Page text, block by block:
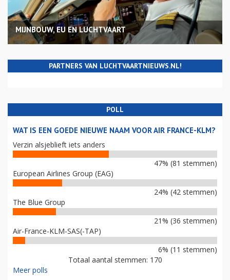
MIJNBOUW, EU EN LUCHTVAART
PARTNERS VAN LUCHTVAARTNIEUWS.NL!
POLL
WAT IS EEN GOEDE NIEUWE NAAM VOOR AIR FRANCE-KLM?
Verzin alsjeblieft iets anders
47% (81 stemmen)
European Airlines Group (EAG)
24% (42 stemmen)
The Blue Group
21% (36 stemmen)
Air-France-KLM-SAS(-TAP)
6% (11 stemmen)
Totaal aantal stemmen: 170
Meer polls